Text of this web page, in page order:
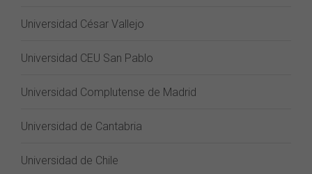
Universidad César Vallejo
Universidad CEU San Pablo
Universidad Complutense de Madrid
Universidad de Cantabria
Universidad de Chile